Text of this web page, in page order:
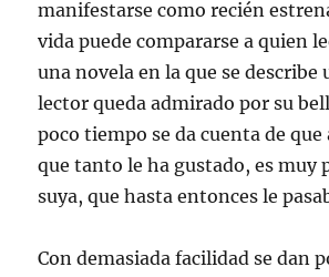
manifestarse como recién
vida puede compararse a quien
una novela en la que se describe
lector queda admirado por su
poco tiempo se da cuenta de que
que tanto le ha gustado, es muy
suya, que hasta entonces le
Con demasiada facilidad se dan